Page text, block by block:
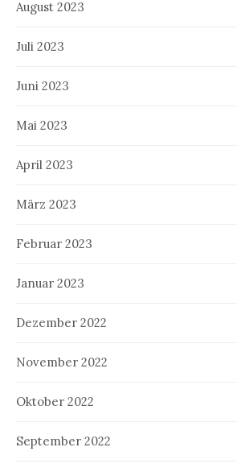
August 2023
Juli 2023
Juni 2023
Mai 2023
April 2023
März 2023
Februar 2023
Januar 2023
Dezember 2022
November 2022
Oktober 2022
September 2022